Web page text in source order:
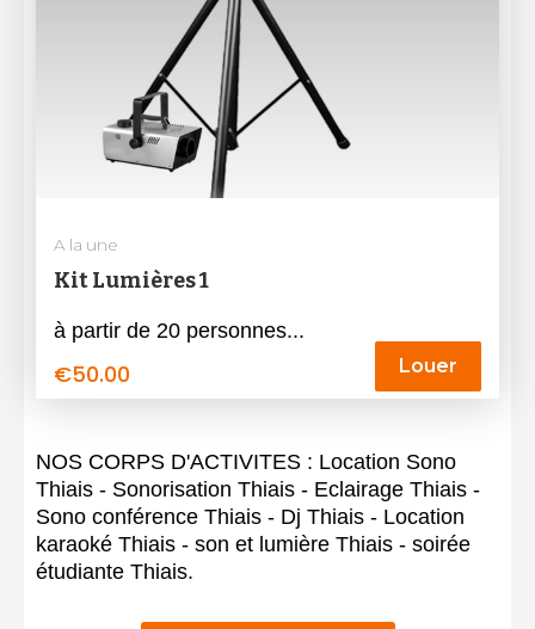
A la une
Kit Lumières 1
à partir de 20 personnes...
€50.00 Louer
NOS CORPS D'ACTIVITES : Location Sono
Thiais - Sonorisation Thiais - Eclairage Thiais -
Sono conférence Thiais - Dj Thiais - Location
karaoké Thiais - son et lumière Thiais - soirée
étudiante Thiais.